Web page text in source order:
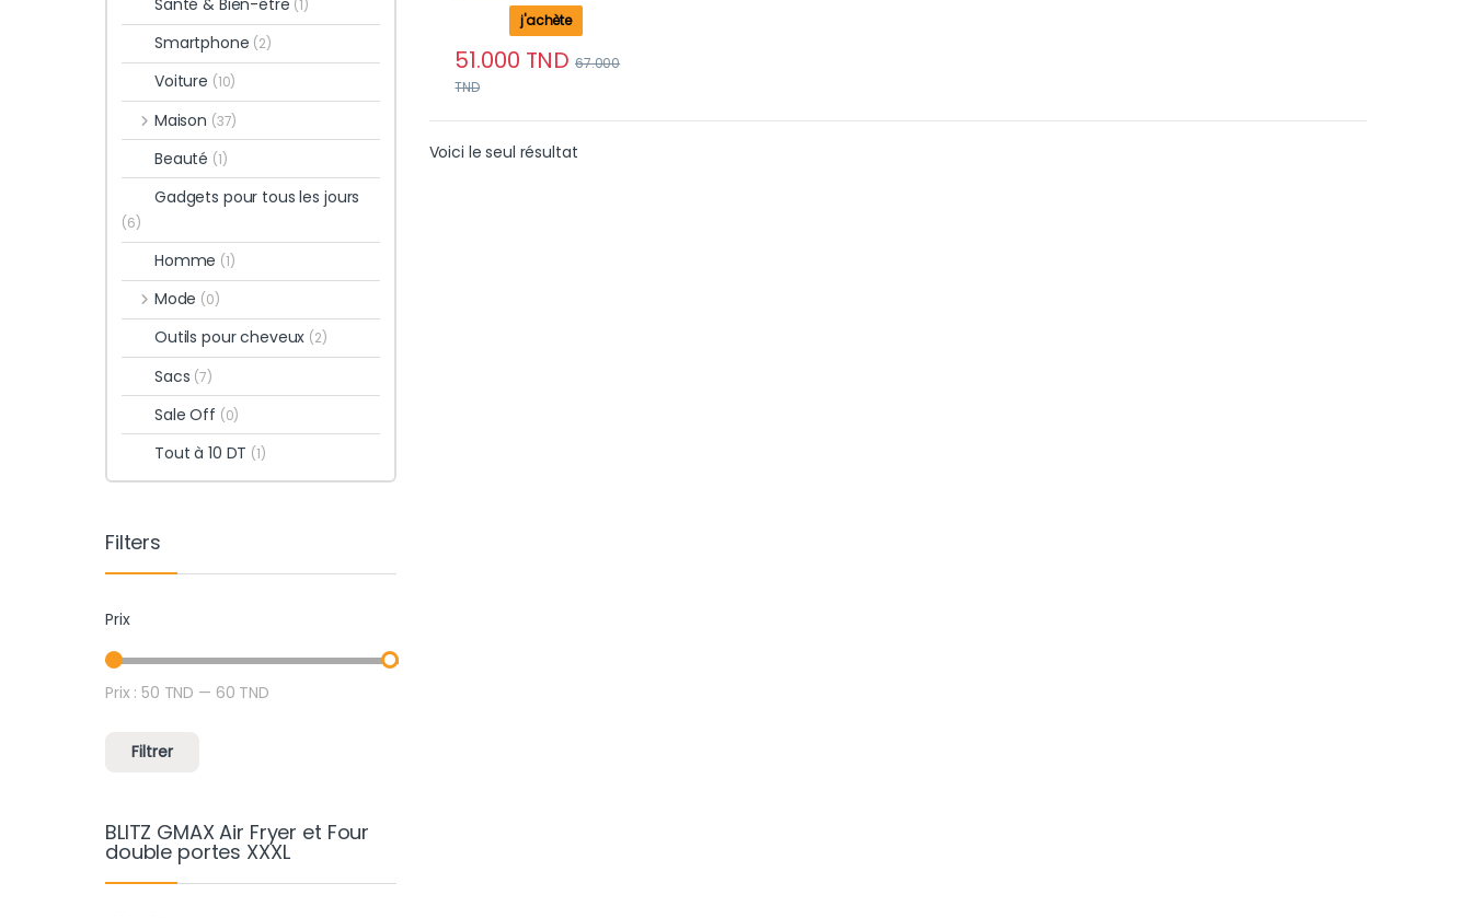
51.000 TND 67.000
TND
j'achète
Voici le seul résultat
(1)
Smartphone (2)
Voiture (10)
Maison (37)
Beauté (1)
Gadgets pour tous les jours
(6)
Homme (1)
Mode (0)
Outils pour cheveux (2)
Sacs (7)
Sale Off (0)
Tout à 10 DT (1)
Filters
Prix
Prix min
Prix max
Filtrer
Prix : 50 TND — 60 TND
BLITZ GMAX Air Fryer et Four
double portes XXXL